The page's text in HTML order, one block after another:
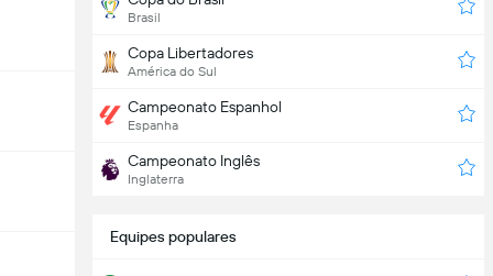
Brasil
Copa Libertadores
América do Sul
Campeonato Espanhol
Espanha
Campeonato Inglês
Inglaterra
Equipes populares